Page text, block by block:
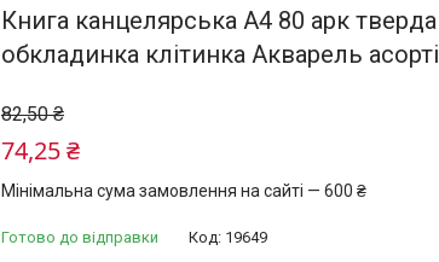
Книга канцелярська А4 80 арк тверда
обкладинка клітинка Акварель асорті
82,50 ₴
74,25 ₴
Мінімальна сума замовлення на сайті — 600 ₴
Готово до відправки Код: 19649